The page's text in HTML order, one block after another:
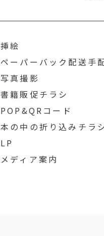
挿絵
ペーパーバック配送手
写真撮影
書籍販促チラシ
POP&QRコード
本の中の折り込みチラ
LP
メディア案内